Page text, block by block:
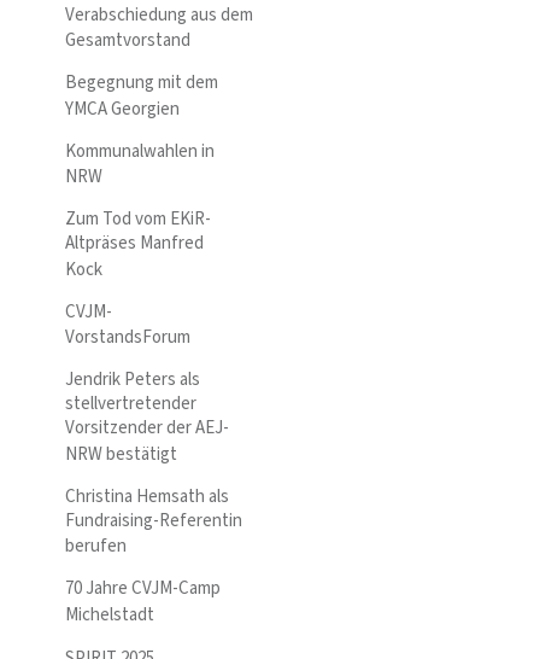
Verabschiedung aus dem
Gesamtvorstand
Begegnung mit dem
YMCA Georgien
Kommunalwahlen in
NRW
Zum Tod vom EKiR-
Altpräses Manfred
Kock
CVJM-
VorstandsForum
Jendrik Peters als
stellvertretender
Vorsitzender der AEJ-
NRW bestätigt
Christina Hemsath als
Fundraising-Referentin
berufen
70 Jahre CVJM-Camp
Michelstadt